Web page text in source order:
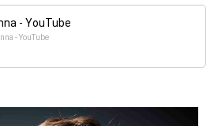
- YouTube
- YouTube